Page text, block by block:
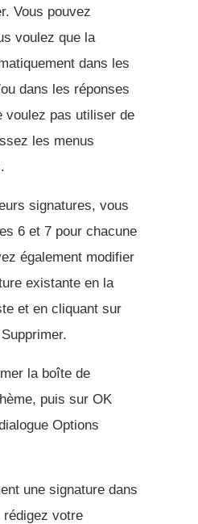
Vous pouvez
voulez que la
dans les
dans les réponses
voulez pas utiliser de
les menus
signatures, vous
6 et 7 pour chacune
également modifier
existante en la
et en cliquant sur
la boîte de
puis sur OK
Options
une signature dans
rédigez votre